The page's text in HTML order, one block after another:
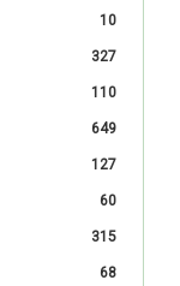
10
327
110
649
127
60
315
68